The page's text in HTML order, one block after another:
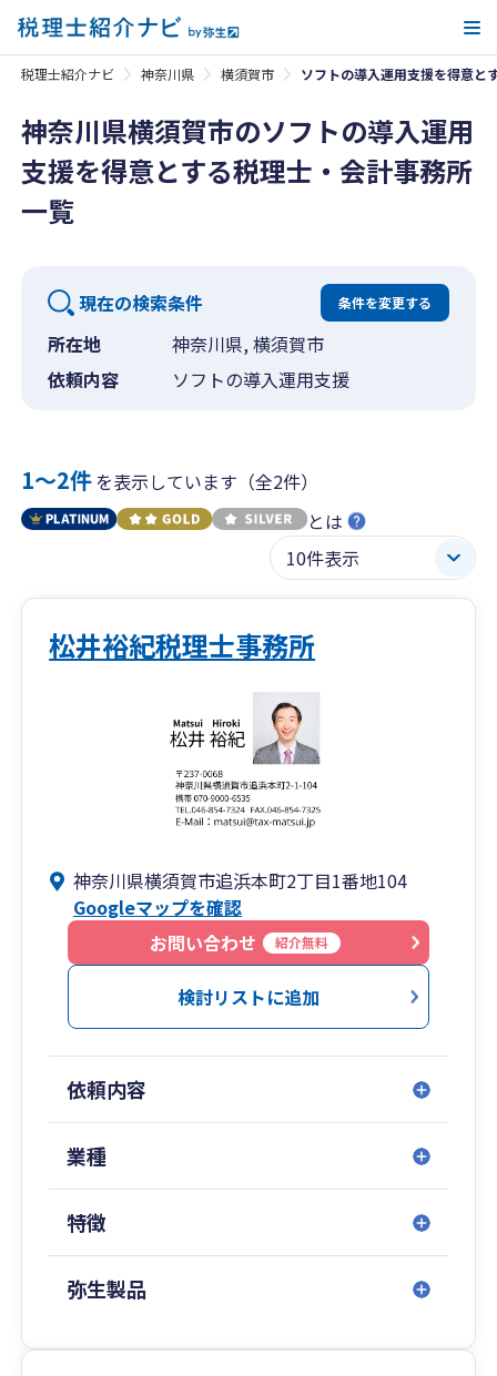
税理士紹介ナビ 神奈川県 横須賀市 ソフトの導入運用支援を得意と
神奈川県横須賀市のソフトの導入運用
支援を得意とする税理士・会計事務所
一覧
現在の検索条件 条件を変更する
所在地
神奈川県, 横須賀市
依頼内容
ソフトの導入運用支援
1〜2件を表示しています（全2件）
とは
松井裕紀税理士事務所
神奈川県横須賀市追浜本町2丁目1番地104
Googleマップを確認
お問い合わせ
紹介無料
検討リストに追加
依頼内容
業種
特徴
弥生製品